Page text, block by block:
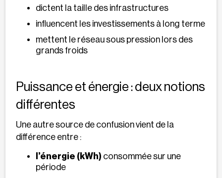
dictent la taille des infrastructures
influencent les investissements à long terme
mettent le réseau sous pression lors des
grands froids
Puissance et énergie : deux notions
différentes
Une autre source de confusion vient de la
différence entre :
l’énergie (kWh) consommée sur une
période